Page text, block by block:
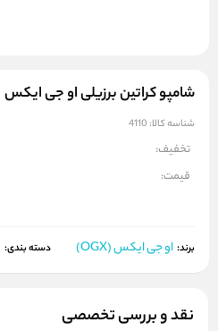
شامپو کراتین برزیلی او جی ایکس
شناسه کالا: 4110
تخفیف:
قیمت:
برند: او جی ایکس (OGX) دسته بندی:
نقد و بررسی تخصصی